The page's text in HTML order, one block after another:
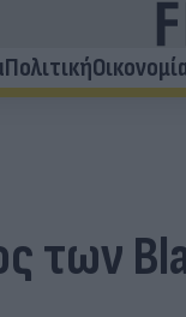
Πολιτική
των